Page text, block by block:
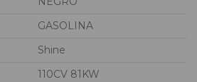
GASOLINA
Shine
110CV 81KW